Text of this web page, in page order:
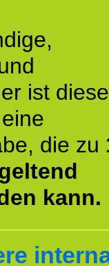
ist diese
die zu
kann.